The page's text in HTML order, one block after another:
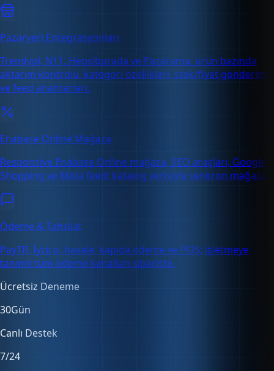
Pazaryeri Entegrasyonları
Trendyol, N11, Hepsiburada ve Pazarama: ürün bazında
aktarım kontrolü, kategori özellikleri, stok/fiyat gönderimi
ve feed anahtarları.
Enabase Online Mağaza
Responsive Enabase Online mağaza, SEO araçları, Google
Shopping ve Meta feed; katalog verisiyle senkron mağaza.
Ödeme & Tahsilat
PayTR, İyzico, havale, kapıda ödeme ve POS; işletmeye
tanımlı tüm ödeme kanalları siparişte.
Ücretsiz Deneme
30Gün
Canlı Destek
7/24